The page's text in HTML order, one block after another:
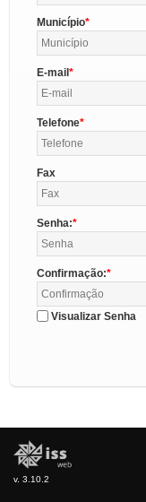
Município
E-mail
Telefone
Fax
Senha:
Confirmação:
Visualizar Senha
v. 3.10.2